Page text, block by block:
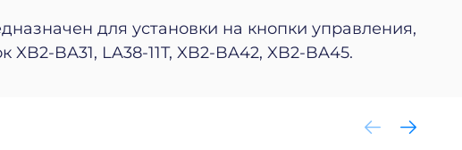
для установки на кнопки управления,
BA31, LA38-11T, XB2-BA42, XB2-BA45.